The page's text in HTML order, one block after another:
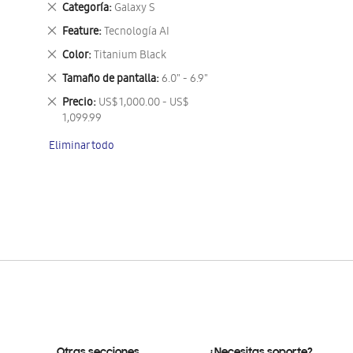
Categoría Galaxy S
Eliminar
este
artículo
Feature Tecnología AI
Eliminar
este
artículo
Color Titanium Black
Eliminar
este
artículo
Tamaño de pantalla 6.0" - 6.9"
Eliminar
este
artículo
Precio US$ 1,000.00 - US$
1,099.99
Eliminar
este
Eliminar todo